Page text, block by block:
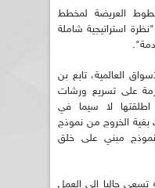
العريضة لمخطط
استراتيجية شاملة
العالمية، تابع بن
على تسريع ورشات
اطلقتها لا سيما في
بغية الخروج من نموذج
مبني على خلق
تسعى حاليا الى العمل